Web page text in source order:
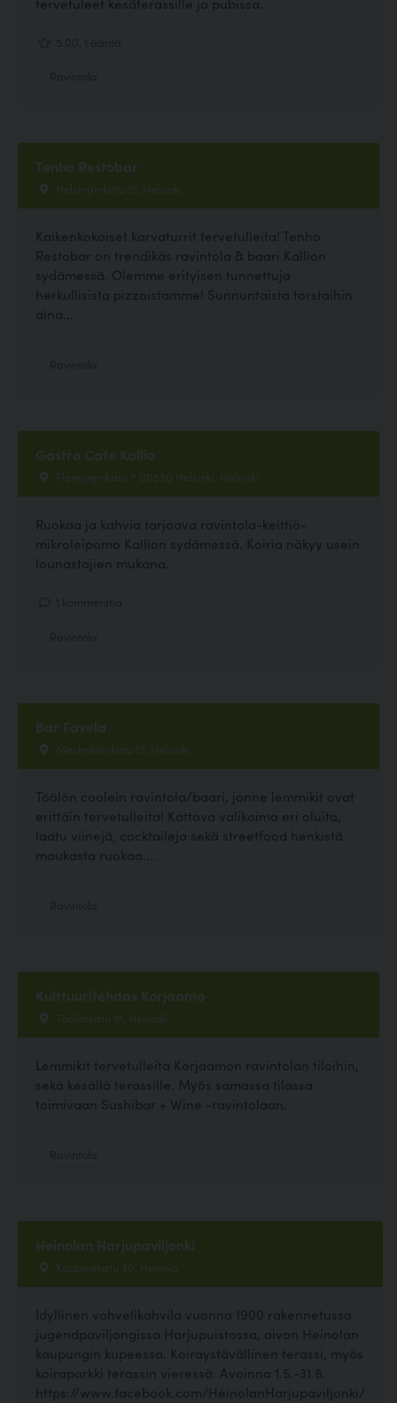
Tenho Restobar
Helsinginkatu 15, Helsinki
Kaikenkokoiset karvaturrit tervetulleita! Tenho
Restobar on trendikäs ravintola & baari Kallion
sydämessä. Olemme erityisen tunnettuja
herkullisista pizzoistamme! Sunnuntaista torstaihin
aina...
Gastro Cafe Kallio
Fleminginkatu 7 00530 Helsinki, Helsinki
Ruokaa ja kahvia tarjoava ravintola-keittiö-
mikroleipomo Kallion sydämessä. Koiria näkyy usein
lounastajien mukana.
Bar Favela
Mechelininkatu 13, Helsinki
Töölön coolein ravintola/baari, jonne lemmikit ovat
erittäin tervetulleita! Kattava valikoima eri oluita,
laatu viinejä, cocktaileja sekä streetfood henkistä
maukasta ruokaa....
Kulttuuritehdas Korjaamo
Töölönkatu 51, Helsinki
Lemmikit tervetulleita Korjaamon ravintolan tiloihin,
sekä kesällä terassille. Myös samassa tilassa
toimivaan Sushibar + Wine -ravintolaan.
Heinolan Harjupaviljonki
Kauppakatu 30, Heinola
Idyllinen vohvelikahvila vuonna 1900 rakennetussa
jugendpaviljongissa Harjupuistossa, aivan Heinolan
kaupungin kupeessa. Koiraystävällinen terassi, myös
koiraparkki terassin vieressä. Avoinna 1.5.-31.8.
https://www.facebook.com/HeinolanHarjupaviljonki/